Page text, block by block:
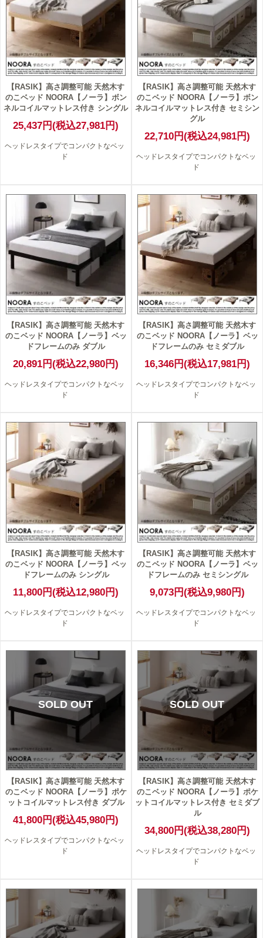
【RASIK】高さ調整可能 天然木す
のこベッド NOORA【ノーラ】ボン
ネルコイルマットレス付き シングル
25,437円(税込27,981円)
ヘッドレスタイプでコンパクトなベッ
ド
【RASIK】高さ調整可能 天然木す
のこベッド NOORA【ノーラ】ボン
ネルコイルマットレス付き セミシン
グル
22,710円(税込24,981円)
ヘッドレスタイプでコンパクトなベッ
ド
【RASIK】高さ調整可能 天然木す
のこベッド NOORA【ノーラ】ベッ
ドフレームのみ ダブル
20,891円(税込22,980円)
ヘッドレスタイプでコンパクトなベッ
ド
【RASIK】高さ調整可能 天然木す
のこベッド NOORA【ノーラ】ベッ
ドフレームのみ セミダブル
16,346円(税込17,981円)
ヘッドレスタイプでコンパクトなベッ
ド
【RASIK】高さ調整可能 天然木す
のこベッド NOORA【ノーラ】ベッ
ドフレームのみ シングル
11,800円(税込12,980円)
ヘッドレスタイプでコンパクトなベッ
ド
【RASIK】高さ調整可能 天然木す
のこベッド NOORA【ノーラ】ベッ
ドフレームのみ セミシングル
9,073円(税込9,980円)
ヘッドレスタイプでコンパクトなベッ
ド
SOLD OUT
【RASIK】高さ調整可能 天然木す
のこベッド NOORA【ノーラ】ポケ
ットコイルマットレス付き ダブル
41,800円(税込45,980円)
ヘッドレスタイプでコンパクトなベッ
ド
SOLD OUT
【RASIK】高さ調整可能 天然木す
のこベッド NOORA【ノーラ】ポケ
ットコイルマットレス付き セミダブ
ル
34,800円(税込38,280円)
ヘッドレスタイプでコンパクトなベッ
ド